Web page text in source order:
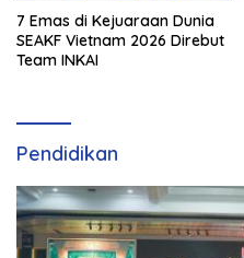
7 Emas di Kejuaraan Dunia
SEAKF Vietnam 2026 Direbut
Team INKAI
Pendidikan